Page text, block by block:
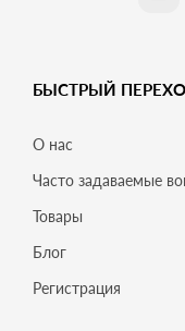
БЫСТРЫЙ
О нас
Часто задаваемые
Товары
Блог
Регистрация